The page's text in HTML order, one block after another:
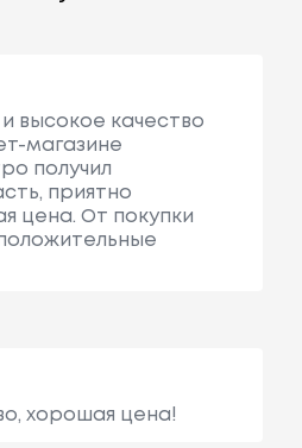
высокое качество
магазине
получил
приятно
цена. От покупки
хорошая цена!